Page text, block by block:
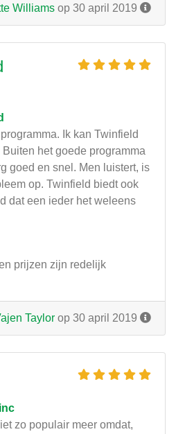
Williams op 30 april 2019
Ik kan Twinfield
het goede programma
goed en snel. Men luistert, is
op. Twinfield biedt ook
dat een ieder het weleens
prijzen zijn redelijk
Taylor op 30 april 2019
zo populair meer omdat,